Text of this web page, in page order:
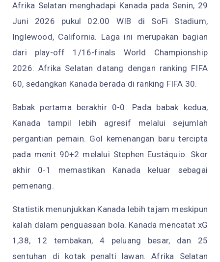
Afrika Selatan menghadapi Kanada pada Senin, 29
Juni 2026 pukul 02.00 WIB di SoFi Stadium,
Inglewood, California. Laga ini merupakan bagian
dari play-off 1/16-finals World Championship
2026. Afrika Selatan datang dengan ranking FIFA
60, sedangkan Kanada berada di ranking FIFA 30.
Babak pertama berakhir 0-0. Pada babak kedua,
Kanada tampil lebih agresif melalui sejumlah
pergantian pemain. Gol kemenangan baru tercipta
pada menit 90+2 melalui Stephen Eustáquio. Skor
akhir 0-1 memastikan Kanada keluar sebagai
pemenang.
Statistik menunjukkan Kanada lebih tajam meskipun
kalah dalam penguasaan bola. Kanada mencatat xG
1,38, 12 tembakan, 4 peluang besar, dan 25
sentuhan di kotak penalti lawan. Afrika Selatan